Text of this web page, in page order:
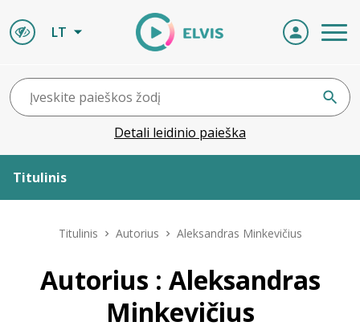
LT
Detali leidinio paieška
Titulinis
Leidiniai
Titulinis Autorius Aleksandras Minkevičius
Autorius : Aleksandras
Minkevičius